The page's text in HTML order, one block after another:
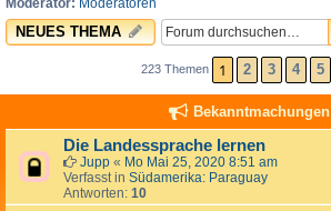
Moderator: Moderatoren
NEUES THEMA
223 Themen 1 2 3 4 5
Bekanntmachungen
Die Landessprache lernen
Jupp « Mo Mai 25, 2020 8:51 am
Verfasst in Südamerika: Paraguay
Antworten: 10